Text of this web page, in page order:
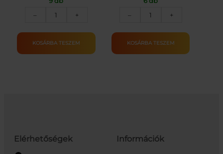
–
Játék
mennyiség
+
KOSÁRBA TESZEM
–
"Kifacsaró"
mennyiség
+
KOSÁRBA TESZEM
Elérhetőségek Információk